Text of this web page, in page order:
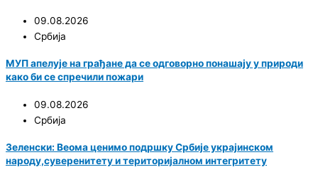
09.08.2026
Србија
МУП апелује на грађане да се одговорно понашају у природи
како би се спречили пожари
09.08.2026
Србија
Зеленски: Веома ценимо подршку Србије украјинском
народу,суверенитету и територијалном интегритету